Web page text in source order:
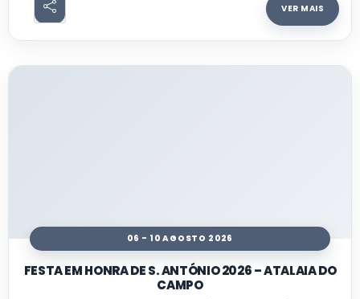
VER MAIS
06 - 10 AGOSTO 2026
FESTA EM HONRA DE S. ANTÓNIO 2026 – ATALAIA DO
CAMPO